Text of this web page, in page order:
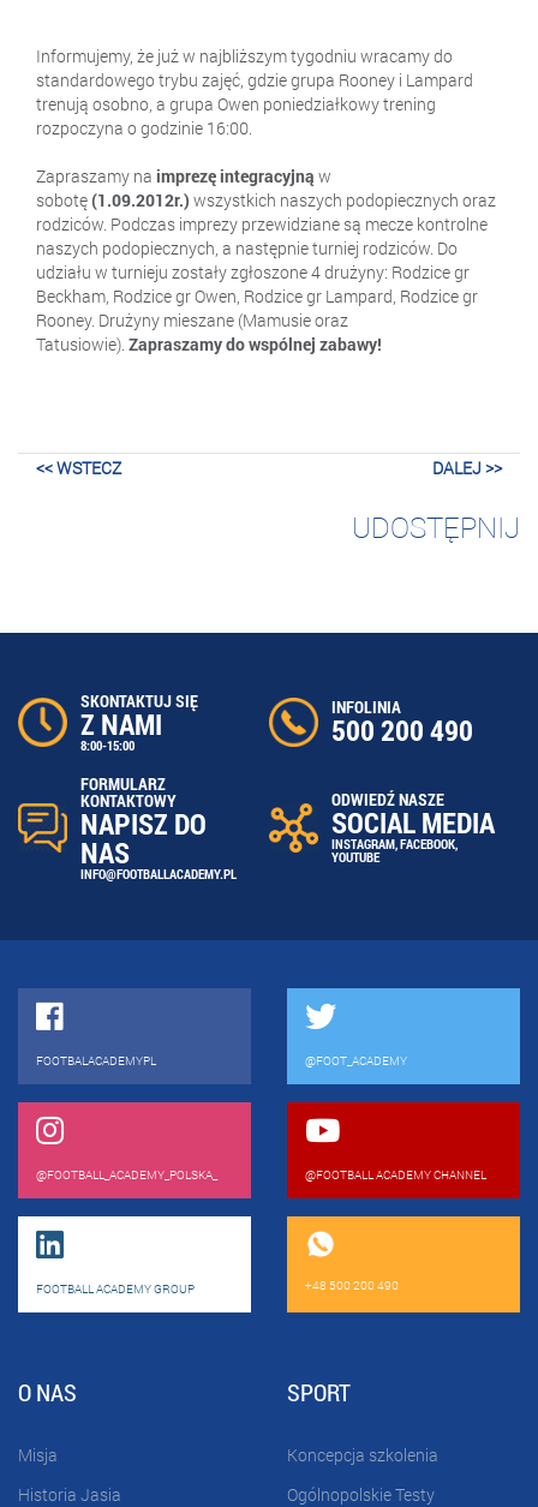
Informujemy, że już w najbliższym tygodniu wracamy do
standardowego trybu zajęć, gdzie grupa Rooney i Lampard
trenują osobno, a grupa Owen poniedziałkowy trening
rozpoczyna o godzinie 16:00.
Zapraszamy na imprezę integracyjną w
sobotę (1.09.2012r.) wszystkich naszych podopiecznych oraz
rodziców. Podczas imprezy przewidziane są mecze kontrolne
naszych podopiecznych, a następnie turniej rodziców. Do
udziału w turnieju zostały zgłoszone 4 drużyny: Rodzice gr
Beckham, Rodzice gr Owen, Rodzice gr Lampard, Rodzice gr
Rooney. Drużyny mieszane (Mamusie oraz
Tatusiowie). Zapraszamy do wspólnej zabawy!
<< WSTECZ DALEJ >>
UDOSTĘPNIJ
SKONTAKTUJ SIĘ
Z NAMI
8:00-15:00
INFOLINIA
500 200 490
FORMULARZ
KONTAKTOWY
NAPISZ DO
NAS
INFO@FOOTBALLACADEMY.PL
ODWIEDŹ NASZE
SOCIAL MEDIA
INSTAGRAM,FACEBOOK,
YOUTUBE
FOOTBALACADEMYPL @FOOT_ACADEMY
@FOOTBALL_ACADEMY_POLSKA_ @FOOTBALL ACADEMY CHANNEL
FOOTBALL ACADEMY GROUP +48 500 200 490
O NAS
Misja
Historia Jasia
SPORT
Koncepcja szkolenia
Ogólnopolskie Testy